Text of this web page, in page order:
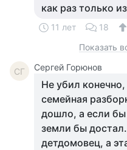
как раз только
11 лет 18
Показать
СГ Сергей Горюнов
Не убил
семейная
дошло, а если
земли бы
детдомовец, а